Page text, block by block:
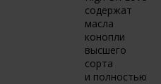
содержат
масла
конопли
высшего
сорта
и полностью